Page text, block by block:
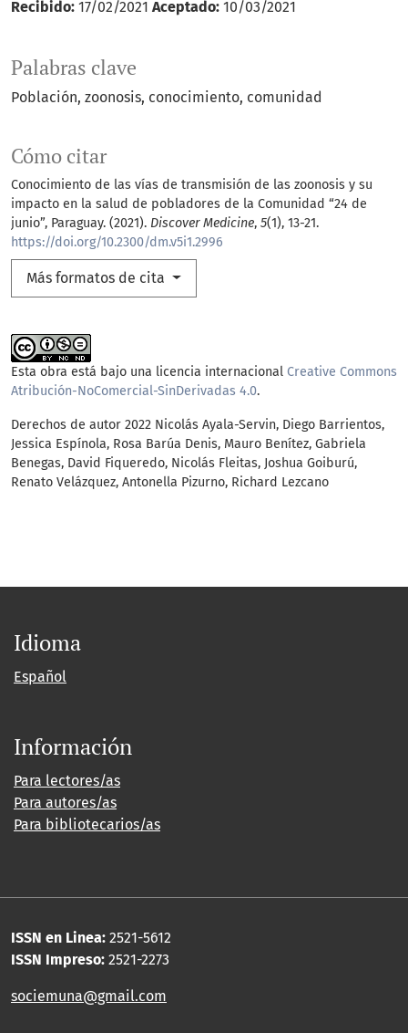
Palabras clave
Población zoonosis conocimiento comunidad
Cómo citar
Conocimiento de las vías de transmisión de las zoonosis y su
impacto en la salud de pobladores de la Comunidad “24 de
junio”, Paraguay. (2021). Discover Medicine, 5(1), 13-21.
https://doi.org/10.2300/dm.v5i1.2996
Más formatos de cita
Recibido: 17/02/2021 Aceptado: 10/03/2021
Esta obra está bajo una licencia internacional Creative Commons
Atribución-NoComercial-SinDerivadas 4.0.
Derechos de autor 2022 Nicolás Ayala-Servin, Diego Barrientos,
Jessica Espínola, Rosa Barúa Denis, Mauro Benítez, Gabriela
Benegas, David Fiqueredo, Nicolás Fleitas, Joshua Goiburú,
Renato Velázquez, Antonella Pizurno, Richard Lezcano
Idioma
Español
Información
Para lectores/as
Para autores/as
Para bibliotecarios/as
ISSN en Linea: 2521-5612
ISSN Impreso: 2521-2273
sociemuna@gmail.com